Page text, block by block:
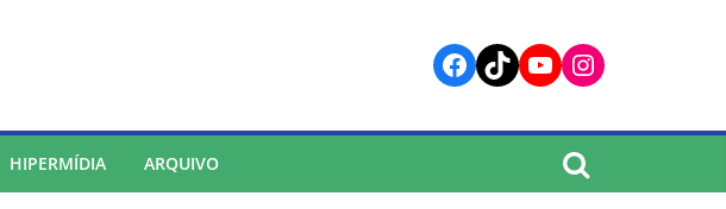
Facebook
TikTokYouTube
Instagram
HIPERMÍDIA ARQUIVO